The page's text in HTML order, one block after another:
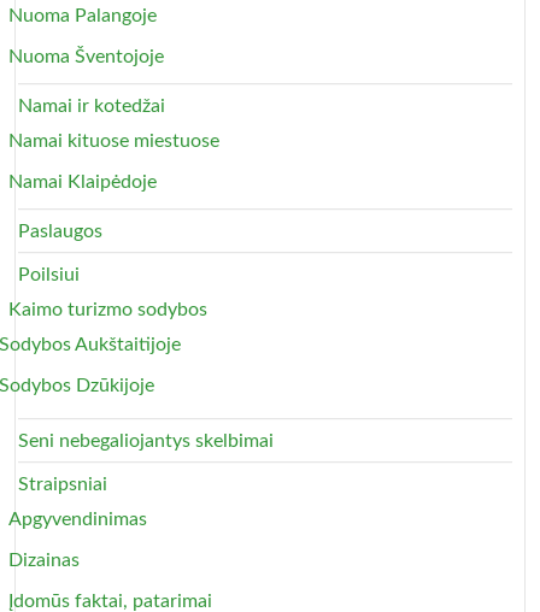
Nuoma Palangoje
Nuoma Šventojoje
Namai ir kotedžai
Namai kituose miestuose
Namai Klaipėdoje
Paslaugos
Poilsiui
Kaimo turizmo sodybos
Sodybos Aukštaitijoje
Sodybos Dzūkijoje
Seni nebegaliojantys skelbimai
Straipsniai
Apgyvendinimas
Dizainas
Įdomūs faktai, patarimai